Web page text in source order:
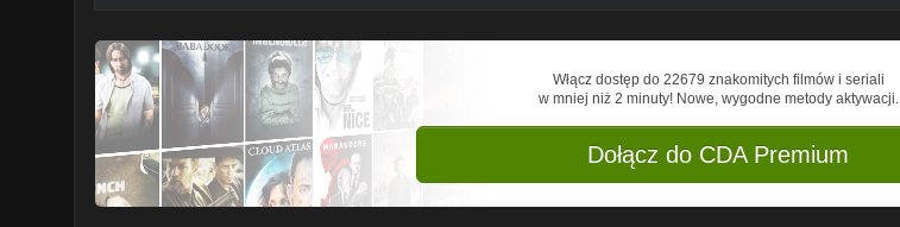
Włącz dostęp do 22679 znakomitych filmów i seriali
w mniej niż 2 minuty! Nowe, wygodne metody aktywacji.
Dołącz do CDA Premium